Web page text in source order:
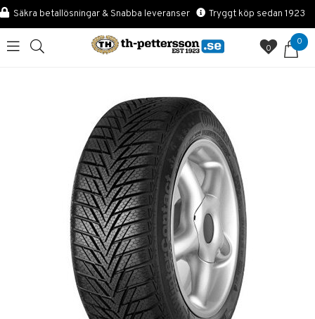
Säkra betallösningar & Snabba leveranser Tryggt köp sedan 1923
0
0